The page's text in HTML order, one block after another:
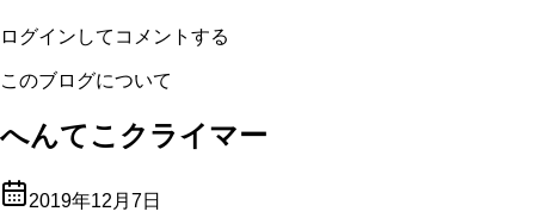
ログインしてコメントする
このブログについて
へんてこクライマー
2019年12月7日